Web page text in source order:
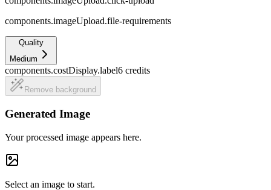
components.imageUpload.file-requirements
Quality
Medium
components.costDisplay.label6 credits
Remove background
Generated Image
Your processed image appears here.
Select an image to start.